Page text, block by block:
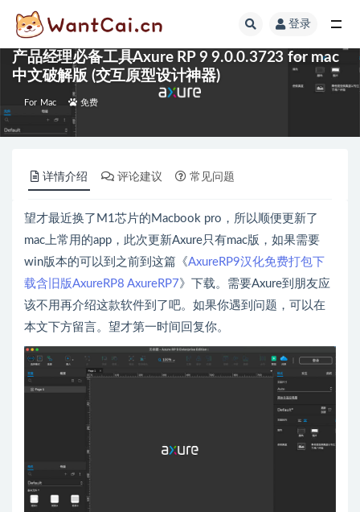
登录
产品经理必备工具Axure RP 9 9.0.0.3723 for mac
中文破解版 (交互原型设计神器)
For Mac 免费
详情介绍 评论建议 常见问题
望才最近换了M1芯片的Macbook pro，所以顺便更新了
mac上常用的app，此次更新Axure只有mac版，如果需要
win版本的可以到之前到这篇《AxureRP9汉化免费打包下
载含旧版AxureRP8 AxureRP7》下载。需要Axure到朋友应
该不用再介绍这款软件到了吧。如果你遇到问题，可以在
本文下方留言。望才第一时间回复你。